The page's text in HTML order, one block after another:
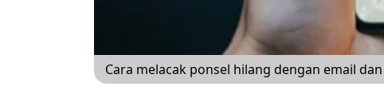
Cara melacak ponsel hilang dengan email